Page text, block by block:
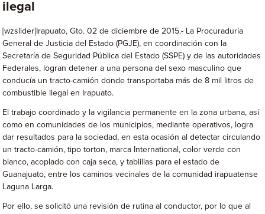
ilegal
[wzslider]Irapuato, Gto. 02 de diciembre de 2015.- La Procuraduría
General de Justicia del Estado (PGJE), en coordinación con la
Secretaría de Seguridad Pública del Estado (SSPE) y de las autoridades
Federales, logran detener a una persona del sexo masculino que
conducía un tracto-camión donde transportaba más de 8 mil litros de
combustible ilegal en Irapuato.
El trabajo coordinado y la vigilancia permanente en la zona urbana, así
como en comunidades de los municipios, mediante operativos, logra
dar resultados para la sociedad, en esta ocasión al detectar circulando
un tracto-camión, tipo torton, marca International, color verde con
blanco, acoplado con caja seca, y tablillas para el estado de
Guanajuato, entre los caminos vecinales de la comunidad irapuatense
Laguna Larga.
Por ello, se solicitó una revisión de rutina al conductor, por lo que al